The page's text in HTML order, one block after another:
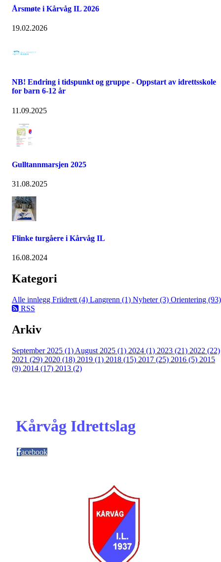
Årsmøte i Kårvåg IL 2026
19.02.2026
NB! Endring i tidspunkt og gruppe - Oppstart av idrettsskole
for barn 6-12 år
11.09.2025
Gulltannmarsjen 2025
31.08.2025
Flinke turgåere i Kårvåg IL
16.08.2024
Kategori
Alle innlegg Friidrett (4) Langrenn (1) Nyheter (3) Orientering (93)
RSS
Arkiv
September 2025 (1) August 2025 (1) 2024 (1) 2023 (21) 2022 (22)
2021 (29) 2020 (18) 2019 (1) 2018 (15) 2017 (25) 2016 (5) 2015
(9) 2014 (17) 2013 (2)
Kårvåg Idrettslag
acebook